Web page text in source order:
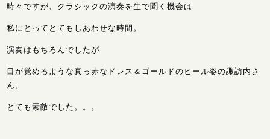
時々ですが、クラシックの演奏を生で聞く機会は
私にとってとてもしあわせな時間。
演奏はもちろんでしたが
目が覚めるような真っ赤なドレス＆ゴールドのヒール姿の諏訪内さ
ん。
とても素敵でした。。。